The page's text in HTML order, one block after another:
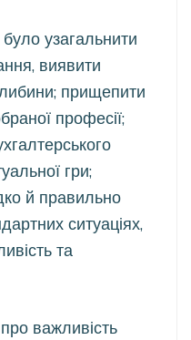
узагальнити
виявити
прищепити
професії;
гри;
й правильно
ситуаціях,
та
важливість